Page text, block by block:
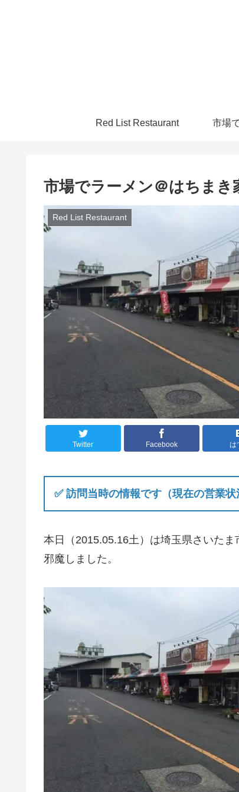
Red List Restaurant 市場
市場でラーメン＠はちまき
Red List Restaurant
Twitter Facebook は
✅ 訪問当時の情報です（現在の営業状
本日（2015.05.16土）は埼玉県さいた
邪魔しました。